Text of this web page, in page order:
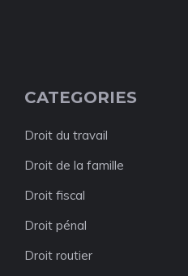
CATEGORIES
Droit du travail
Droit de la famille
Droit fiscal
Droit pénal
Droit routier